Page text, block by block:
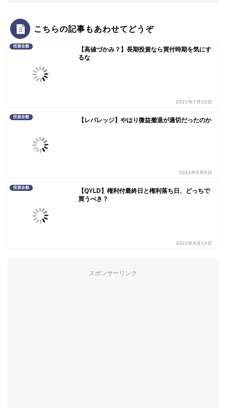
こちらの記事もあわせてどうぞ
投資全般
【高値づかみ？】長期投資なら買付時期を気にす
るな
2021年7月23日
投資全般 【レバレッジ】やはり微益撤退が適切だったのか
2022年9月8日
投資全般
【QYLD】権利付最終日と権利落ち日、どっちで
買うべき？
2022年8月14日
スポンサーリンク